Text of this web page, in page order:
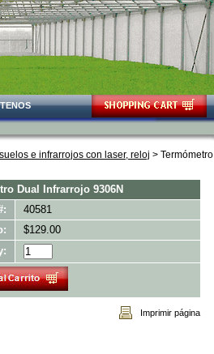
e infrarrojos con laser, reloj > Termómetro
Dual Infrarrojo 9306N
40581
$129.00
Imprimir página